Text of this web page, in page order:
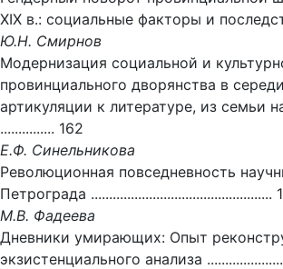
XIX в.: социальные факторы и
Ю.Н. Смирнов
Модернизация социальной и
провинциального дворянства в
артикуляции к литературе, из семьи
............... 162
Е.Ф. Синельникова
Революционная повседневность
Петрограда ..................................................
М.В. Фадеева
Дневники умирающих: Опыт
экзистенциального анализа